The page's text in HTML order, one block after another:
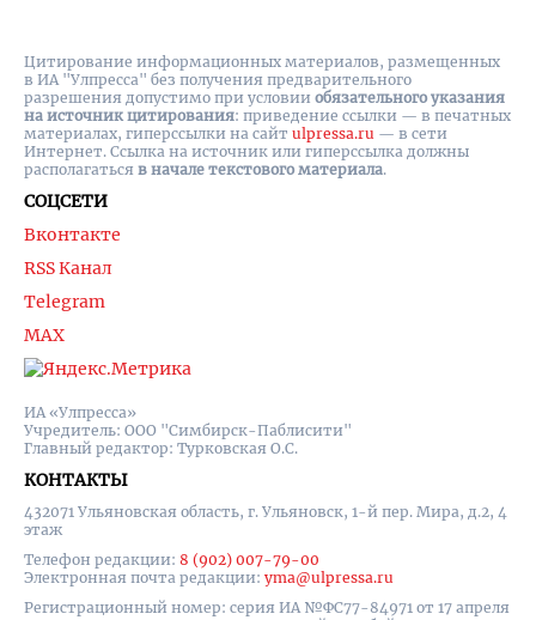
ИА «Улпресса»
Учредитель: ООО "Симбирск-Паблисити"
Главный редактор: Турковская О.С.
КОНТАКТЫ
432071 Ульяновская область, г. Ульяновск, 1-й пер. Мира, д.2, 4
этаж
Телефон редакции: 8 (902) 007-79-00
Электронная почта редакции: yma@ulpressa.ru
Регистрационный номер: серия ИА №ФС77-84971 от 17 апреля
СОЦСЕТИ
Вконтакте
RSS Канал
Telegram
MAX
Цитирование информационных материалов, размещенных
в ИА "Улпресса" без получения предварительного
разрешения допустимо при условии обязательного указания
на источник цитирования: приведение ссылки — в печатных
материалах, гиперссылки на cайт ulpressa.ru — в сети
Интернет. Ссылка на источник или гиперссылка должны
располагаться в начале текстового материала.